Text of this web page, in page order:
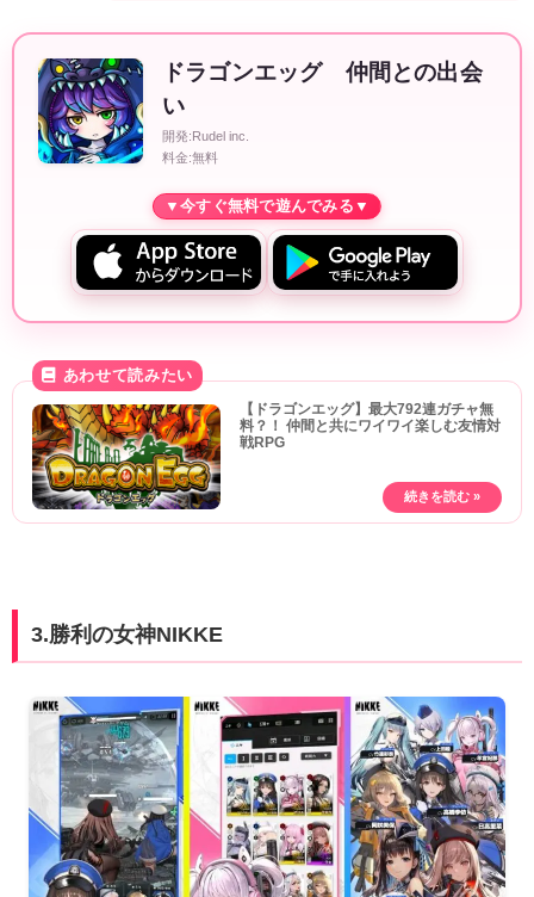
ドラゴンエッグ 仲間との出会
い
開発:Rudel inc.
料金:無料
【ドラゴンエッグ】最大792連ガチャ無
料？！ 仲間と共にワイワイ楽しむ友情対
戦RPG
3.勝利の女神NIKKE